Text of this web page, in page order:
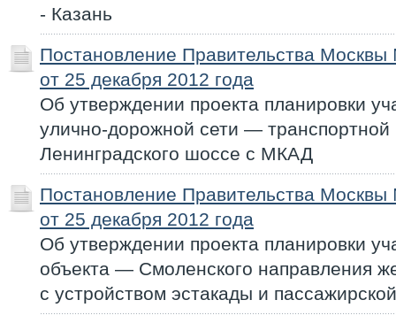
- Казань
Постановление Правительства
от 25 декабря 2012 года
Об утверждении проекта планировки
улично-дорожной сети — транспортной
Ленинградского шоссе с МКАД
Постановление Правительства
от 25 декабря 2012 года
Об утверждении проекта планировки
объекта — Смоленского направления
с устройством эстакады и